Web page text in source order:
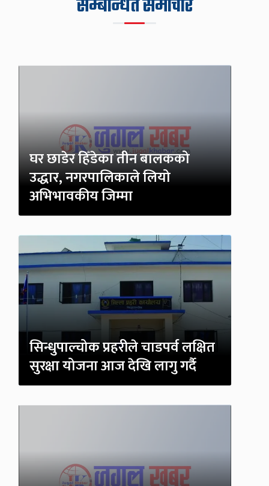
सम्बन्धित समाचार
घर छाडेर हिँडेका तीन बालकको
उद्धार, नगरपालिकाले लियो
अभिभावकीय जिम्मा
सिन्धुपाल्चोक प्रहरीले चाडपर्व लक्षित
सुरक्षा योजना आज देखि लागु गर्दै